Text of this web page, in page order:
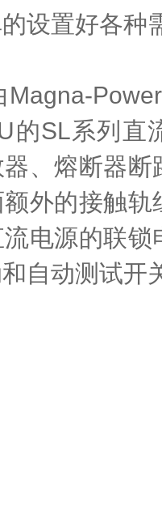
设置好各种
的SL系列直
、熔断器
外的接触
电源的联
自动测试开